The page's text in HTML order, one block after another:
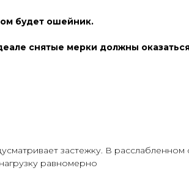
будет ошейник.
снятые мерки должны
застежку. В
равномерно